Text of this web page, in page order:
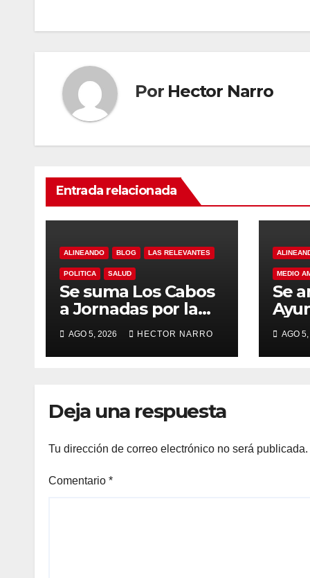
entradas
Por Hector Narro
Entrada relacionada
ALINEANDO BLOG LAS RELEVANTES
POLITICA SALUD
Se suma Los Cabos
a Jornadas por la
Paz con
capacitación en
primeros auxilios
AGO 5, 2026 HECTOR NARRO
MEDIO
Se
Los
AGO
Deja una respuesta
Tu dirección de correo electrónico no será publicada.
Comentario *